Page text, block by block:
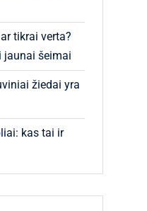
tikrai verta?
jaunai šeimai
žiedai yra
kas tai ir